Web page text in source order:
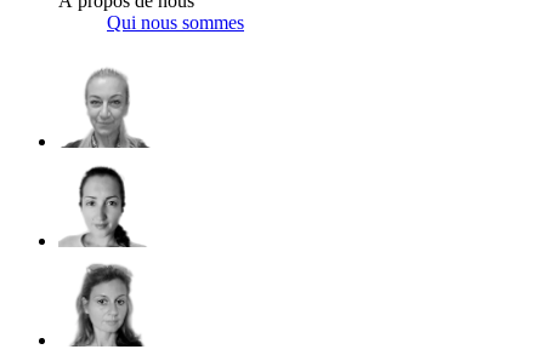
Qui nous sommes